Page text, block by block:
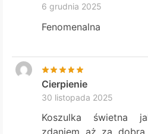
6 grudnia 2025
Fenomenalna
Cierpienie
30 listopada 2025
Koszulka świetna